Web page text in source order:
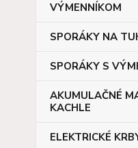
VÝMENNÍKOM
SPORÁKY NA
SPORÁKY S
AKUMULAČNÉ
KACHLE
ELEKTRICKÉ